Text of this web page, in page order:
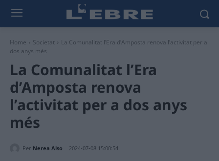
Home Societat
La Comunalitat l’Era d’Amposta renova l’activitat per a
dos anys més
La Comunalitat l’Era
d’Amposta renova
l’activitat per a dos anys
més
Per Nerea Also 2024-07-08 15:00:54